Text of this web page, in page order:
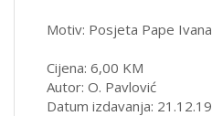
Motiv: Posjeta Pape
Cijena: 6,00 KM
Autor: O. Pavlović
Datum izdavanja: